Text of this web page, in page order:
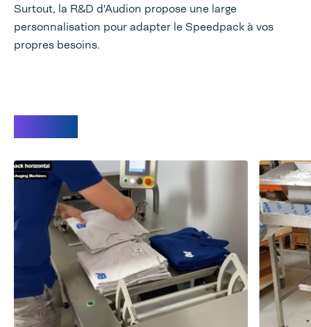
Surtout, la R&D d'Audion propose une large
personnalisation pour adapter le Speedpack à vos
propres besoins.